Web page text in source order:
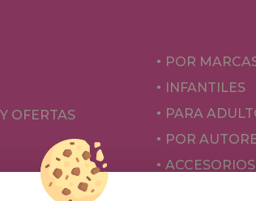
OFERTAS
POR
INFANTILES
PARA
POR
ACCESORIOS
JUEGOS DE